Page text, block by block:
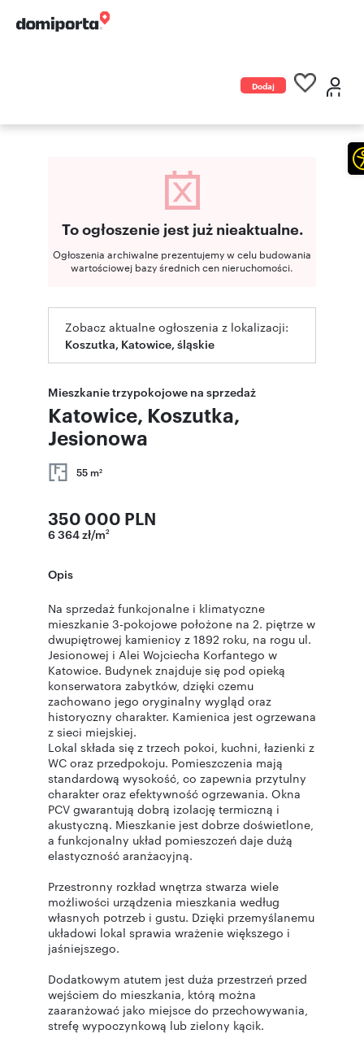
Dodaj
To ogłoszenie jest już nieaktualne.
Ogłoszenia archiwalne prezentujemy w celu budowania
wartościowej bazy średnich cen nieruchomości.
Zobacz aktualne ogłoszenia z lokalizacji:
Koszutka, Katowice, śląskie
Mieszkanie trzypokojowe na sprzedaż
Katowice, Koszutka,
Jesionowa
55 m2
350 000 PLN
6 364 zł/m2
Opis
Na sprzedaż funkcjonalne i klimatyczne
mieszkanie 3-pokojowe położone na 2. piętrze w
dwupiętrowej kamienicy z 1892 roku, na rogu ul.
Jesionowej i Alei Wojciecha Korfantego w
Katowice. Budynek znajduje się pod opieką
konserwatora zabytków, dzięki czemu
zachowano jego oryginalny wygląd oraz
historyczny charakter. Kamienica jest ogrzewana
z sieci miejskiej.
Lokal składa się z trzech pokoi, kuchni, łazienki z
WC oraz przedpokoju. Pomieszczenia mają
standardową wysokość, co zapewnia przytulny
charakter oraz efektywność ogrzewania. Okna
PCV gwarantują dobrą izolację termiczną i
akustyczną. Mieszkanie jest dobrze doświetlone,
a funkcjonalny układ pomieszczeń daje dużą
elastyczność aranżacyjną.
Przestronny rozkład wnętrza stwarza wiele
możliwości urządzenia mieszkania według
własnych potrzeb i gustu. Dzięki przemyślanemu
układowi lokal sprawia wrażenie większego i
jaśniejszego.
Dodatkowym atutem jest duża przestrzeń przed
wejściem do mieszkania, którą można
zaaranżować jako miejsce do przechowywania,
strefę wypoczynkową lub zielony kącik.